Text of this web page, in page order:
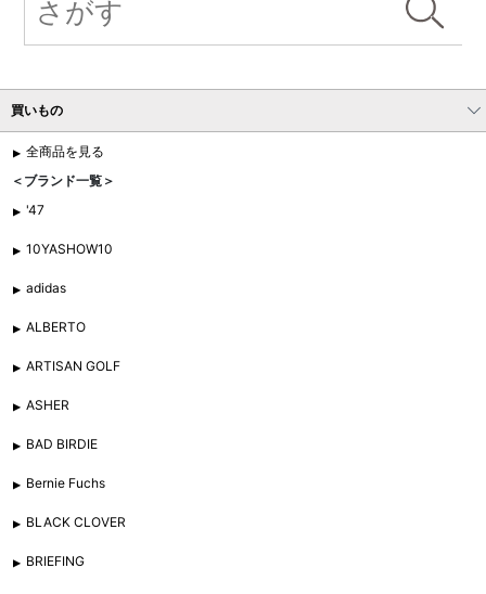
買いもの
全商品を見る
＜ブランド一覧＞
'47
10YASHOW10
adidas
ALBERTO
ARTISAN GOLF
ASHER
BAD BIRDIE
Bernie Fuchs
BLACK CLOVER
BRIEFING